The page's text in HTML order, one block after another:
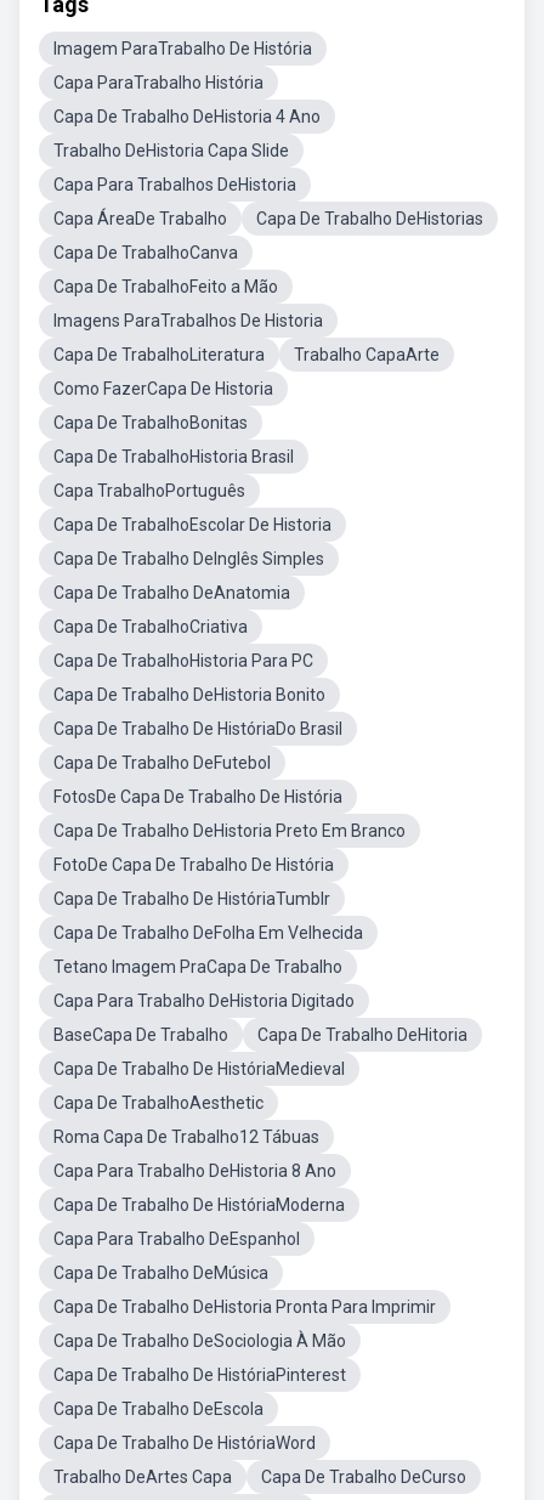
Imagem ParaTrabalho De História
Capa ParaTrabalho História
Capa De Trabalho DeHistoria 4 Ano
Trabalho DeHistoria Capa Slide
Capa Para Trabalhos DeHistoria
Capa ÁreaDe Trabalho
Capa De Trabalho DeHistorias
Capa De TrabalhoCanva
Capa De TrabalhoFeito a Mão
Imagens ParaTrabalhos De Historia
Capa De TrabalhoLiteratura
Trabalho CapaArte
Como FazerCapa De Historia
Capa De TrabalhoBonitas
Capa De TrabalhoHistoria Brasil
Capa TrabalhoPortuguês
Capa De TrabalhoEscolar De Historia
Capa De Trabalho DeInglês Simples
Capa De Trabalho DeAnatomia
Capa De TrabalhoCriativa
Capa De TrabalhoHistoria Para PC
Capa De Trabalho DeHistoria Bonito
Capa De Trabalho De HistóriaDo Brasil
Capa De Trabalho DeFutebol
FotosDe Capa De Trabalho De História
Capa De Trabalho DeHistoria Preto Em Branco
FotoDe Capa De Trabalho De História
Capa De Trabalho De HistóriaTumblr
Capa De Trabalho DeFolha Em Velhecida
Tetano Imagem PraCapa De Trabalho
Capa Para Trabalho DeHistoria Digitado
BaseCapa De Trabalho
Capa De Trabalho DeHitoria
Capa De Trabalho De HistóriaMedieval
Capa De TrabalhoAesthetic
Roma Capa De Trabalho12 Tábuas
Capa Para Trabalho DeHistoria 8 Ano
Capa De Trabalho De HistóriaModerna
Capa Para Trabalho DeEspanhol
Capa De Trabalho DeMúsica
Capa De Trabalho DeHistoria Pronta Para Imprimir
Capa De Trabalho DeSociologia À Mão
Capa De Trabalho De HistóriaPinterest
Capa De Trabalho DeEscola
Capa De Trabalho De HistóriaWord
Trabalho DeArtes Capa
Capa De Trabalho DeCurso